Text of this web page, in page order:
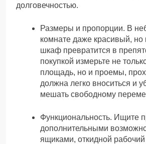
долговечностью.
Размеры и пропорции. В
комнате даже красивый, но
шкаф превратится в
покупкой измерьте не
площадь, но и проемы,
должна легко вноситься и
мешать свободному
Функциональность. Ищите
дополнительными
ящиками, откидной